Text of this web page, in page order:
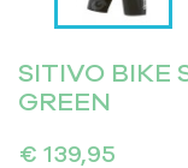
SITIVO BIKE
GREEN
€ 139,95